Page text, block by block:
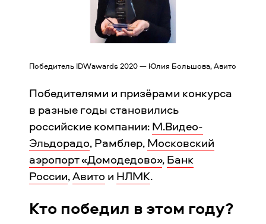
Победитель IDWawards 2020 — Юлия Большова, Авито
Победителями и призёрами конкурса
в разные годы становились
российские компании:М.Видео-
Эльдорадо, Рамблер,Московский
аэропорт «Домодедово»,Банк
России,Авито и НЛМК.
Кто победил в этом году?